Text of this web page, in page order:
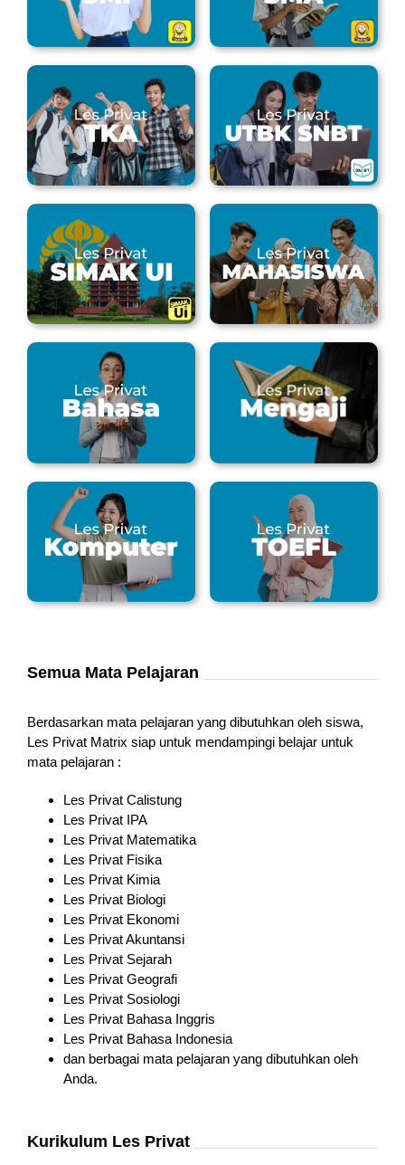
Semua Mata Pelajaran
Berdasarkan mata pelajaran yang dibutuhkan oleh siswa,
Les Privat Matrix siap untuk mendampingi belajar untuk
mata pelajaran :
Les Privat Calistung
Les Privat IPA
Les Privat Matematika
Les Privat Fisika
Les Privat Kimia
Les Privat Biologi
Les Privat Ekonomi
Les Privat Akuntansi
Les Privat Sejarah
Les Privat Geografi
Les Privat Sosiologi
Les Privat Bahasa Inggris
Les Privat Bahasa Indonesia
dan berbagai mata pelajaran yang dibutuhkan oleh
Anda.
Kurikulum Les Privat